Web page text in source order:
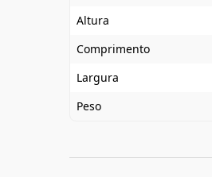
Altura
Comprimento
Largura
Peso